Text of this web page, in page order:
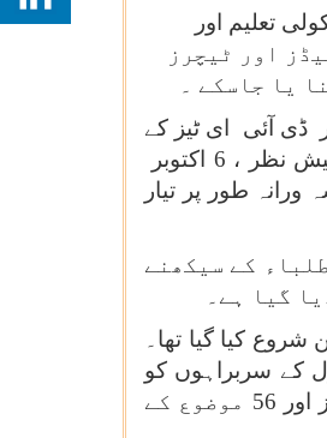
تعلیم اور
ہیڈز اور ٹیچرز
یا جاسکے ۔
آر ٹیز اور ڈی آئی ای ٹیز کے
فیکلٹی ممبران اور بلاک ریسورس کوآرڈینیٹرز اور کلسٹر ریسورس کوآرڈینیٹرز کی صلاحیتوں کو بڑھانا ہے۔ کووڈ وبا کے پیش نظر ، 6 اکتوبر
ورانہ طور پر تیار
طلباء کے سیکھنے
گیا ہے۔
پر آن لائن شروع کیا گیا تھا۔
سطح پر تقریباً 10 لاکھ اساتذہ اور اسکول کے سربراہوں کو
شامل کرنا ہے۔ این سی ای آر ٹی نے ایک پیکج تیار کیا ہے ،جس میں 13 آن لائن کورسز ہیں اور جن میں 12 جنرک ماڈیولز اور 56 موضوع کے